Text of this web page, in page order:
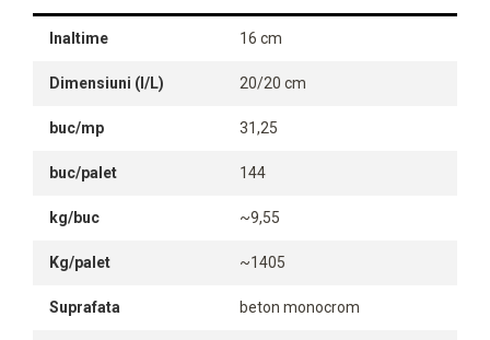
Inaltime 16 cm
Dimensiuni (l/L) 20/20 cm
buc/mp 31,25
buc/palet 144
kg/buc ~9,55
Kg/palet ~1405
Suprafata beton monocrom